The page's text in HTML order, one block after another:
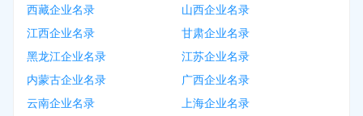
西藏企业名录
山西企业名录
江西企业名录
甘肃企业名录
黑龙江企业名录
江苏企业名录
内蒙古企业名录
广西企业名录
云南企业名录
上海企业名录